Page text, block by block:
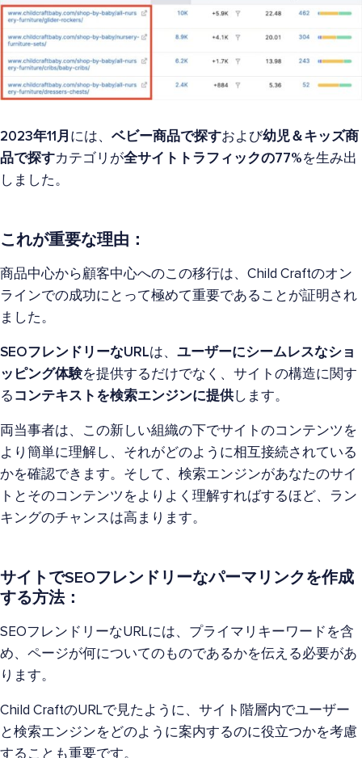
2023年11月 には、 ベビー商品で探すおよび幼児＆キッズ商
品で探すカテゴリが全サイトトラフィックの77%を生み出
しました。
これが重要な理由：
商品中心から顧客中心へのこの移行は、Child Craftのオン
ラインでの成功にとって極めて重要であることが証明され
ました。
SEOフレンドリーなURLは、 ユーザーにシームレスなショ
ッピング体験を提供するだけでなく、サイトの構造に関す
る コンテキストを検索エンジンに提供します。
両当事者は、この新しい組織の下でサイトのコンテンツを
より簡単に理解し、それがどのように相互接続されている
かを確認できます。そして、検索エンジンがあなたのサイ
トとそのコンテンツをよりよく理解すればするほど、ラン
キングのチャンスは高まります。
サイトでSEOフレンドリーなパーマリンクを作成
する方法：
SEOフレンドリーなURLには、プライマリキーワードを含
め、ページが何についてのものであるかを伝える必要があ
ります。
Child CraftのURLで見たように、サイト階層内でユーザー
と検索エンジンをどのように案内するのに役立つかを考慮
することも重要です。